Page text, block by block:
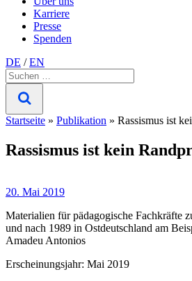
Karriere
Presse
Spenden
DE / EN
Suche
nach:
Startseite » Publikation » Rassismus ist
Rassismus ist kein
20. Mai 2019
Materialien für pädagogische Fachkräfte
und nach 1989 in Ostdeutschland am
Amadeu Antonios
Erscheinungsjahr: Mai 2019